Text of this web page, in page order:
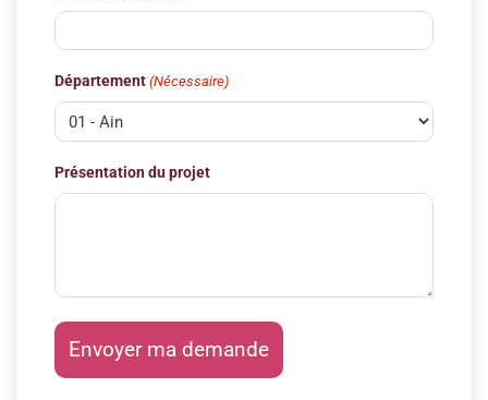
Département (Nécessaire)
Présentation du projet